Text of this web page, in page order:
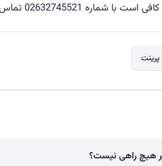
تماس برقرار کنید.
هیچ راهی نیست؟